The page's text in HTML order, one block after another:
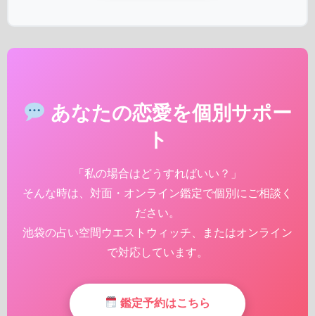
あなたの恋愛を個別サポー
ト
「私の場合はどうすればいい？」
そんな時は、対面・オンライン鑑定で個別にご相談く
ださい。
池袋の占い空間ウエストウィッチ、またはオンライン
で対応しています。
鑑定予約はこちら